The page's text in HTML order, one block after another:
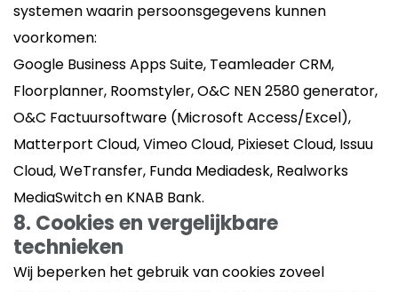
systemen waarin persoonsgegevens kunnen
voorkomen:
Google Business Apps Suite, Teamleader CRM,
Floorplanner, Roomstyler, O&C NEN 2580 generator,
O&C Factuursoftware (Microsoft Access/Excel),
Matterport Cloud, Vimeo Cloud, Pixieset Cloud, Issuu
Cloud, WeTransfer, Funda Mediadesk, Realworks
MediaSwitch en KNAB Bank.
8. Cookies en vergelijkbare
technieken
Wij beperken het gebruik van cookies zoveel